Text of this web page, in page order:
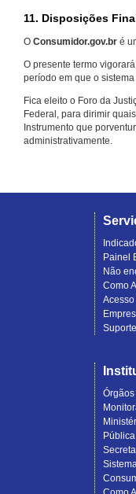
11. Disposições
O Consumidor.gov.br é
O presente termo
período em que o
Fica eleito o Foro da
Federal, para dirimir
Instrumento que
administrativamente.
Painel
Não
Como
Suporte
Pública